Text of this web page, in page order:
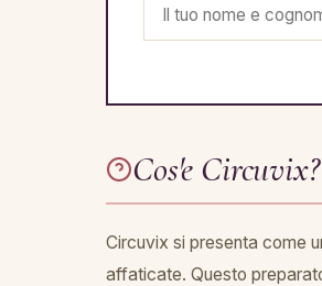
Cos'e Circuvix?
Circuvix si presenta come
affaticate. Questo